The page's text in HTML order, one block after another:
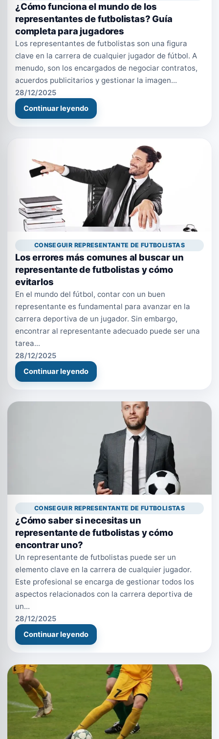
¿Cómo funciona el mundo de los
representantes de futbolistas? Guía
completa para jugadores
Los representantes de futbolistas son una figura
clave en la carrera de cualquier jugador de fútbol. A
menudo, son los encargados de negociar contratos,
acuerdos publicitarios y gestionar la imagen...
28/12/2025
Continuar leyendo
CONSEGUIR REPRESENTANTE DE FUTBOLISTAS
Los errores más comunes al buscar un
representante de futbolistas y cómo
evitarlos
En el mundo del fútbol, contar con un buen
representante es fundamental para avanzar en la
carrera deportiva de un jugador. Sin embargo,
encontrar al representante adecuado puede ser una
tarea...
28/12/2025
Continuar leyendo
CONSEGUIR REPRESENTANTE DE FUTBOLISTAS
¿Cómo saber si necesitas un
representante de futbolistas y cómo
encontrar uno?
Un representante de futbolistas puede ser un
elemento clave en la carrera de cualquier jugador.
Este profesional se encarga de gestionar todos los
aspectos relacionados con la carrera deportiva de
un...
28/12/2025
Continuar leyendo